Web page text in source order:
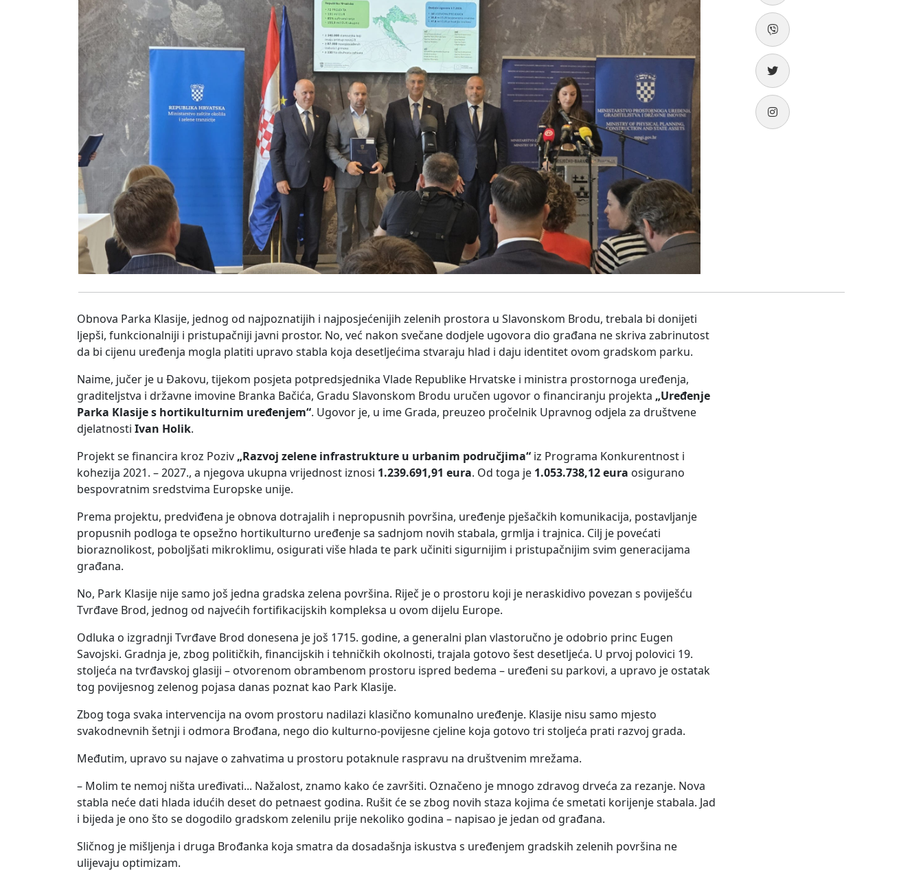
Obnova Parka Klasije, jednog od najpoznatijih i najposjećenijih zelenih prostora u Slavonskom Brodu, trebala bi donijeti
ljepši, funkcionalniji i pristupačniji javni prostor. No, već nakon svečane dodjele ugovora dio građana ne skriva zabrinutost
da bi cijenu uređenja mogla platiti upravo stabla koja desetljećima stvaraju hlad i daju identitet ovom gradskom parku.
Naime, jučer je u Đakovu, tijekom posjeta potpredsjednika Vlade Republike Hrvatske i ministra prostornoga uređenja,
graditeljstva i državne imovine Branka Bačića, Gradu Slavonskom Brodu uručen ugovor o financiranju projekta „Uređenje
Parka Klasije s hortikulturnim uređenjem“. Ugovor je, u ime Grada, preuzeo pročelnik Upravnog odjela za društvene
djelatnosti Ivan Holik.
Projekt se financira kroz Poziv „Razvoj zelene infrastrukture u urbanim područjima“ iz Programa Konkurentnost i
kohezija 2021. – 2027., a njegova ukupna vrijednost iznosi 1.239.691,91 eura. Od toga je 1.053.738,12 eura osigurano
bespovratnim sredstvima Europske unije.
Prema projektu, predviđena je obnova dotrajalih i nepropusnih površina, uređenje pješačkih komunikacija, postavljanje
propusnih podloga te opsežno hortikulturno uređenje sa sadnjom novih stabala, grmlja i trajnica. Cilj je povećati
bioraznolikost, poboljšati mikroklimu, osigurati više hlada te park učiniti sigurnijim i pristupačnijim svim generacijama
građana.
No, Park Klasije nije samo još jedna gradska zelena površina. Riječ je o prostoru koji je neraskidivo povezan s poviješću
Tvrđave Brod, jednog od najvećih fortifikacijskih kompleksa u ovom dijelu Europe.
Odluka o izgradnji Tvrđave Brod donesena je još 1715. godine, a generalni plan vlastoručno je odobrio princ Eugen
Savojski. Gradnja je, zbog političkih, financijskih i tehničkih okolnosti, trajala gotovo šest desetljeća. U prvoj polovici 19.
stoljeća na tvrđavskoj glasiji – otvorenom obrambenom prostoru ispred bedema – uređeni su parkovi, a upravo je ostatak
tog povijesnog zelenog pojasa danas poznat kao Park Klasije.
Zbog toga svaka intervencija na ovom prostoru nadilazi klasično komunalno uređenje. Klasije nisu samo mjesto
svakodnevnih šetnji i odmora Brođana, nego dio kulturno-povijesne cjeline koja gotovo tri stoljeća prati razvoj grada.
Međutim, upravo su najave o zahvatima u prostoru potaknule raspravu na društvenim mrežama.
– Molim te nemoj ništa uređivati... Nažalost, znamo kako će završiti. Označeno je mnogo zdravog drveća za rezanje. Nova
stabla neće dati hlada idućih deset do petnaest godina. Rušit će se zbog novih staza kojima će smetati korijenje stabala. Jad
i bijeda je ono što se dogodilo gradskom zelenilu prije nekoliko godina – napisao je jedan od građana.
Sličnog je mišljenja i druga Brođanka koja smatra da dosadašnja iskustva s uređenjem gradskih zelenih površina ne
ulijevaju optimizam.